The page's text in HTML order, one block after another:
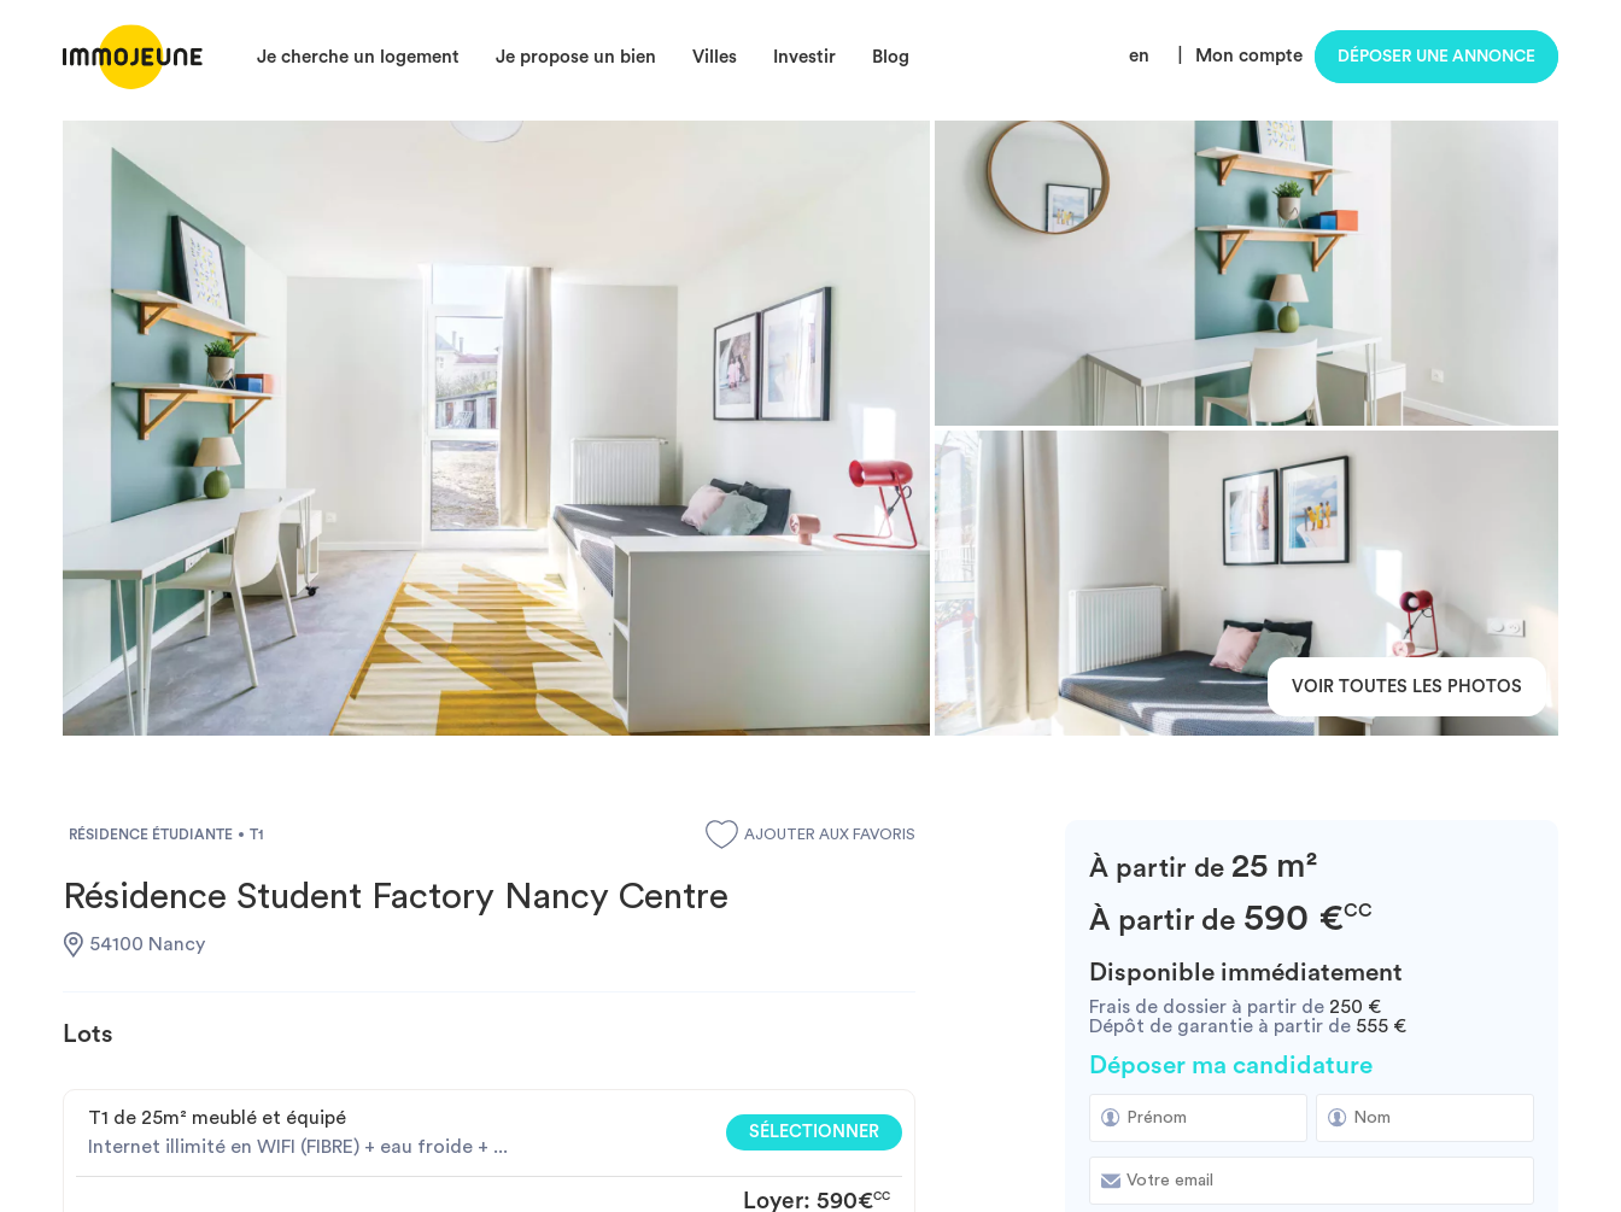
Je cherche un logement Je propose un bien Villes Investir Blog en Mon compte DÉPOSER UNE ANNONCE
VOIR TOUTES LES PHOTOS
RÉSIDENCE ÉTUDIANTE T1 AJOUTER AUX FAVORIS
Résidence Student Factory Nancy Centre
54100 Nancy
Lots
T1 de 25m² meublé et équipé
Internet illimité en WIFI (FIBRE) + eau froide + ...
SÉLECTIONNER
Loyer: 590€CC
À partir de 25 m²
À partir de 590 €CC
Disponible immédiatement
Frais de dossier à partir de 250 €
Dépôt de garantie à partir de 555 €
Déposer ma candidature